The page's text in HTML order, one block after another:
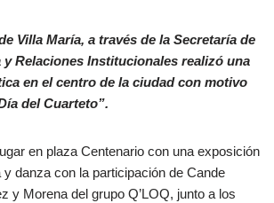
Villa María, a través de la Secretaría de
Relaciones Institucionales realizó una
en el centro de la ciudad con motivo
del Cuarteto”.
en plaza Centenario con una exposición
danza con la participación de Cande
y Morena del grupo Q’LOQ, junto a los